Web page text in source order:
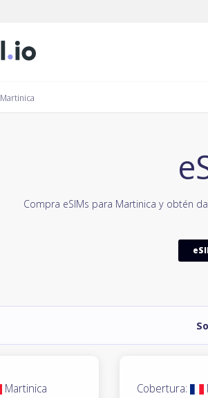
Martinica
Compra eSIMs para Martinica y obtén
Martinica Cobertura: